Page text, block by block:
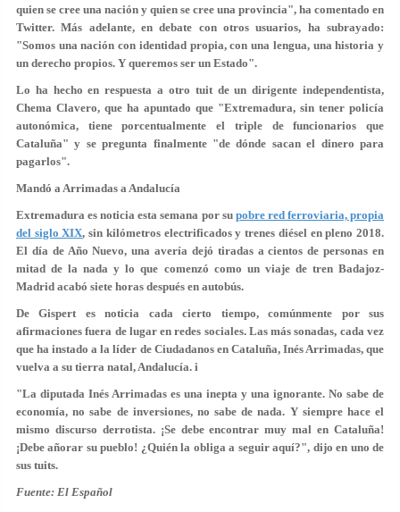
quien se cree una nación y quien se cree una provincia", ha comentado en
Twitter. Más adelante, en debate con otros usuarios, ha subrayado:
"Somos una nación con identidad propia, con una lengua, una historia y
un derecho propios. Y queremos ser un Estado".
Lo ha hecho en respuesta a otro tuit de un dirigente independentista,
Chema Clavero, que ha apuntado que "Extremadura, sin tener policía
autonómica, tiene porcentualmente el triple de funcionarios que
Cataluña" y se pregunta finalmente "de dónde sacan el dinero para
pagarlos".
Mandó a Arrimadas a Andalucía
Extremadura es noticia esta semana por su pobre red ferroviaria, propia
del siglo XIX, sin kilómetros electrificados y trenes diésel en pleno 2018.
El día de Año Nuevo, una avería dejó tiradas a cientos de personas en
mitad de la nada y lo que comenzó como un viaje de tren Badajoz-
Madrid acabó siete horas después en autobús.
De Gispert es noticia cada cierto tiempo, comúnmente por sus
afirmaciones fuera de lugar en redes sociales. Las más sonadas, cada vez
que ha instado a la líder de Ciudadanos en Cataluña, Inés Arrimadas, que
vuelva a su tierra natal, Andalucía. i
"La diputada Inés Arrimadas es una inepta y una ignorante. No sabe de
economía, no sabe de inversiones, no sabe de nada. Y siempre hace el
mismo discurso derrotista. ¡Se debe encontrar muy mal en Cataluña!
¡Debe añorar su pueblo! ¿Quién la obliga a seguir aquí?", dijo en uno de
sus tuits.
Fuente: El Español